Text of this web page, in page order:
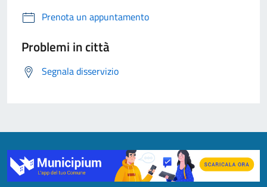
Prenota un appuntamento
Problemi in città
Segnala disservizio